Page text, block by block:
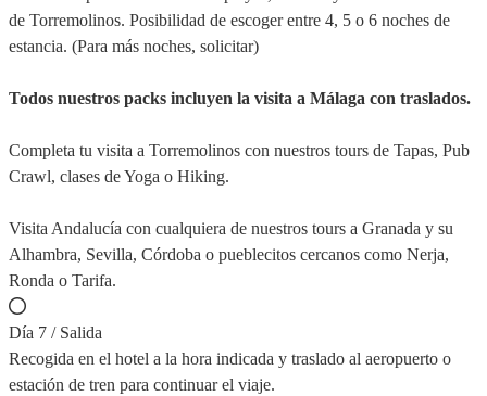
de Torremolinos. Posibilidad de escoger entre 4, 5 o 6 noches de
estancia. (Para más noches, solicitar)
Todos nuestros packs incluyen la visita a Málaga con traslados.
Completa tu visita a Torremolinos con nuestros tours de Tapas, Pub
Crawl, clases de Yoga o Hiking.
Visita Andalucía con cualquiera de nuestros tours a Granada y su
Alhambra, Sevilla, Córdoba o pueblecitos cercanos como Nerja,
Ronda o Tarifa.
Día 7 / Salida
Recogida en el hotel a la hora indicada y traslado al aeropuerto o
estación de tren para continuar el viaje.